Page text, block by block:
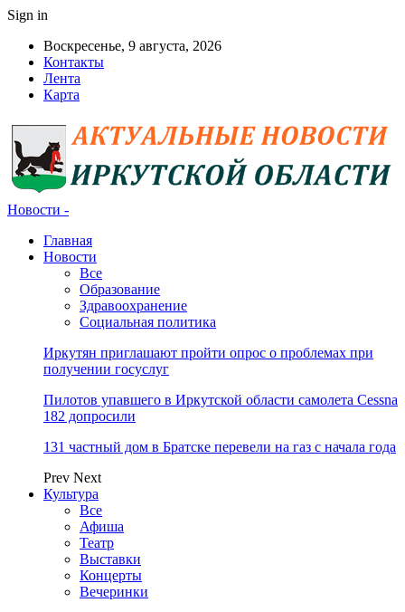
Sign in
Воскресенье, 9 августа, 2026
Контакты
Лента
Карта
Новости -
Главная
Новости
Все
Образование
Здравоохранение
Социальная политика
Иркутян приглашают пройти опрос о проблемах при
получении госуслуг
Пилотов упавшего в Иркутской области самолета Cessna
182 допросили
131 частный дом в Братске перевели на газ с начала года
Prev Next
Культура
Все
Афиша
Театр
Выставки
Концерты
Вечеринки